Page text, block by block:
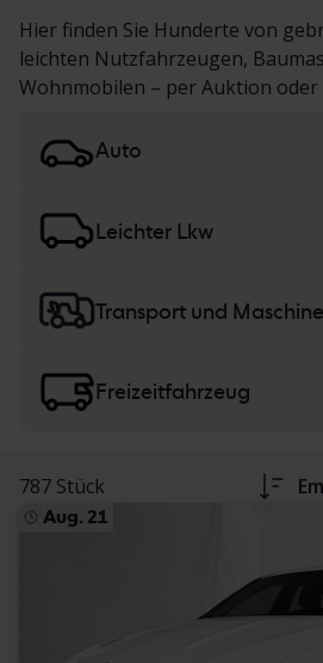
Hier finden Sie Hunderte von
leichten Nutzfahrzeugen,
Wohnmobilen – per Auktion oder
Test unterzogen oder nach
Protokoll dokumentiert. Die
Kauf
von Pkw und leichten
Auto
Leichter Lkw
Transport und
Freizeitfahrzeug
787 Stück
Aug. 21